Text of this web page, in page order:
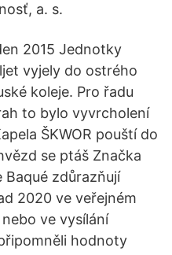
a. s.
2015 Jednotky
vyjely do ostrého
koleje. Pro řadu
to bylo vyvrcholení
ŠKWOR pouští do
se ptáš Značka
Baqué zdůrazňují
2020 ve veřejném
ve vysílání
hodnoty